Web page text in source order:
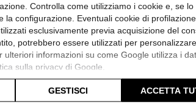
Controlla come utilizziamo i cookie e, se lo
la configurazione. Eventuali cookie di
esclusivamente previa acquisizione del
potrebbero essere utilizzati per
ulteriori informazioni su come Google utilizza i
sulla privacy di Google
cookie completa.
GESTISCI ACCETTA
Perseo
Guido Keller - Limited Edition